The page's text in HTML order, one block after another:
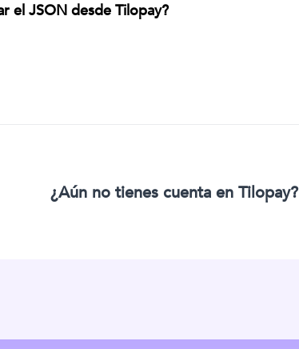
el JSON desde Tilopay?
¿Aún no tienes cuenta en Tilopay?